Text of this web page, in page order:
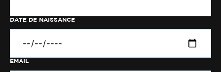
DATE DE NAISSANCE
EMAIL